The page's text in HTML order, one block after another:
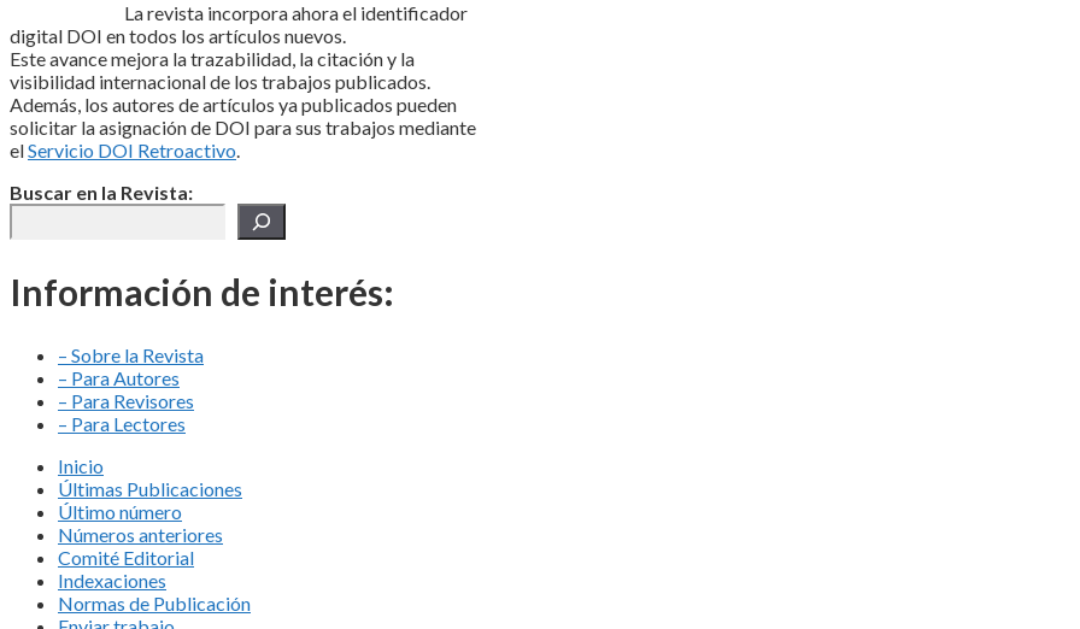
La revista incorpora ahora el identificador
digital DOI en todos los artículos nuevos.
Este avance mejora la trazabilidad, la citación y la
visibilidad internacional de los trabajos publicados.
Además, los autores de artículos ya publicados pueden
solicitar la asignación de DOI para sus trabajos mediante
elServicio DOI Retroactivo.
Buscar en la Revista:
Información de interés:
– Sobre la Revista
– Para Autores
– Para Revisores
– Para Lectores
Inicio
Últimas Publicaciones
Último número
Números anteriores
Comité Editorial
Indexaciones
Normas de Publicación